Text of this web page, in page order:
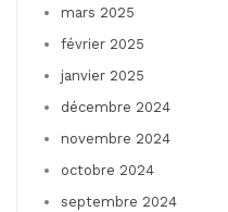
mars 2025
février 2025
janvier 2025
décembre 2024
novembre 2024
octobre 2024
septembre 2024